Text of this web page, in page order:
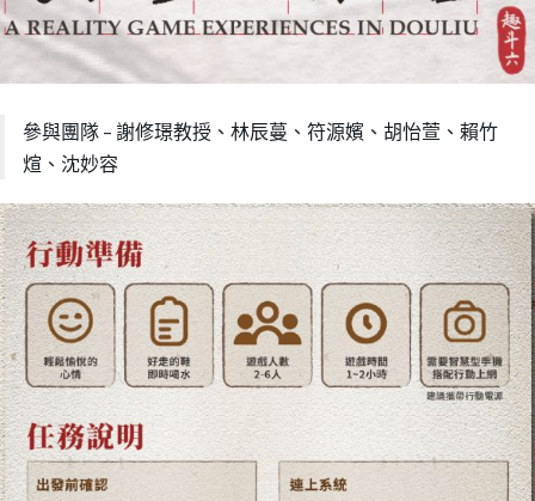
參與團隊 – 謝修璟教授、林辰蔓、符源嬪、胡怡萱、賴竹
煊、沈妙容